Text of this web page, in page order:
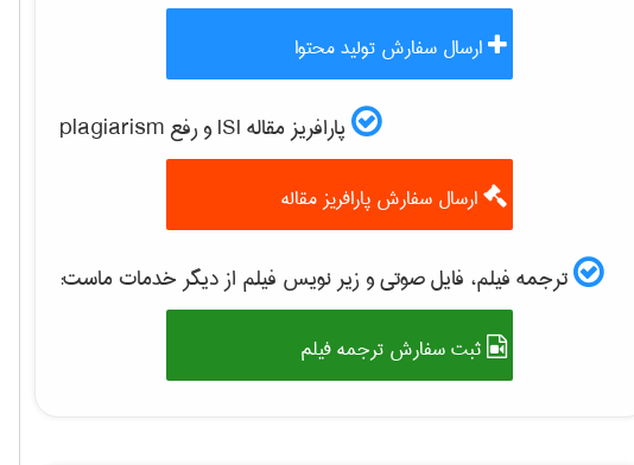
ارسال سفارش تولید محتوا
پارافریز مقاله ISI و رفع plagiarism
ارسال سفارش پارافریز مقاله
ترجمه فیلم، فایل صوتی و زیر نویس فیلم از دیگر خدمات ماست:
ثبت سفارش ترجمه فیلم